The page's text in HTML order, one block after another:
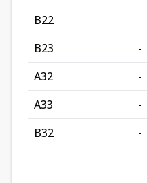
B22 -
B23 -
A32 -
A33 -
B32 -